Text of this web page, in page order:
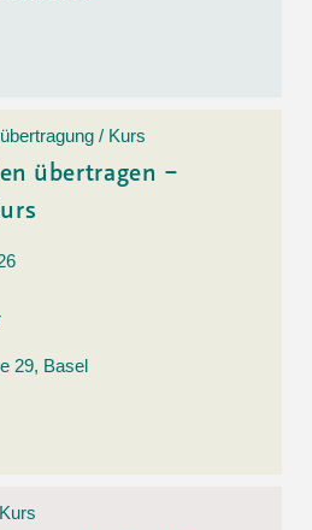
/ Kurs
übertragen –
29, Basel